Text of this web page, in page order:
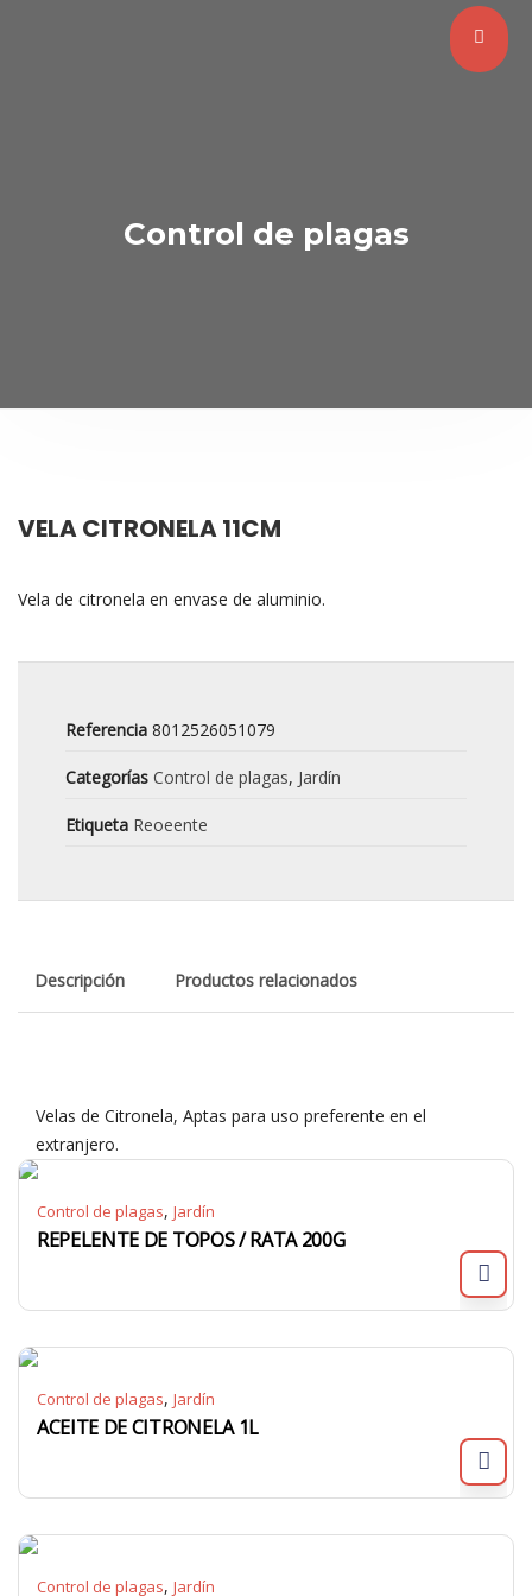
Control de plagas
VELA CITRONELA 11CM
Vela de citronela en envase de aluminio.
Referencia 8012526051079
Categorías Control de plagas, Jardín
Etiqueta Reoeente
Descripción Productos relacionados
Velas de Citronela, Aptas para uso preferente en el
extranjero.
Control de plagas, Jardín
REPELENTE DE TOPOS / RATA 200G
Control de plagas, Jardín
ACEITE DE CITRONELA 1L
Control de plagas, Jardín